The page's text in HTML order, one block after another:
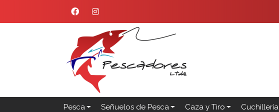
Pesca Señuelos de Pesca Caza y Tiro Cuchillería